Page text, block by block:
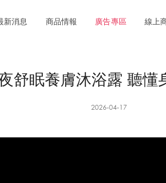
新消息 商品情報 廣告專區 線上
舒眠養膚沐浴露 聽懂
2026-04-17